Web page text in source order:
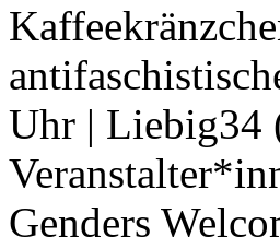
Uhr | Liebig34
Genders